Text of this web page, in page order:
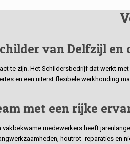
van Delfzijl
te zijn. Het Schildersbedrijf dat werkt
en een uiterst flexibele werkhouding
met een rijke
vakbekwame medewerkers heeft
houtrot- reparaties en